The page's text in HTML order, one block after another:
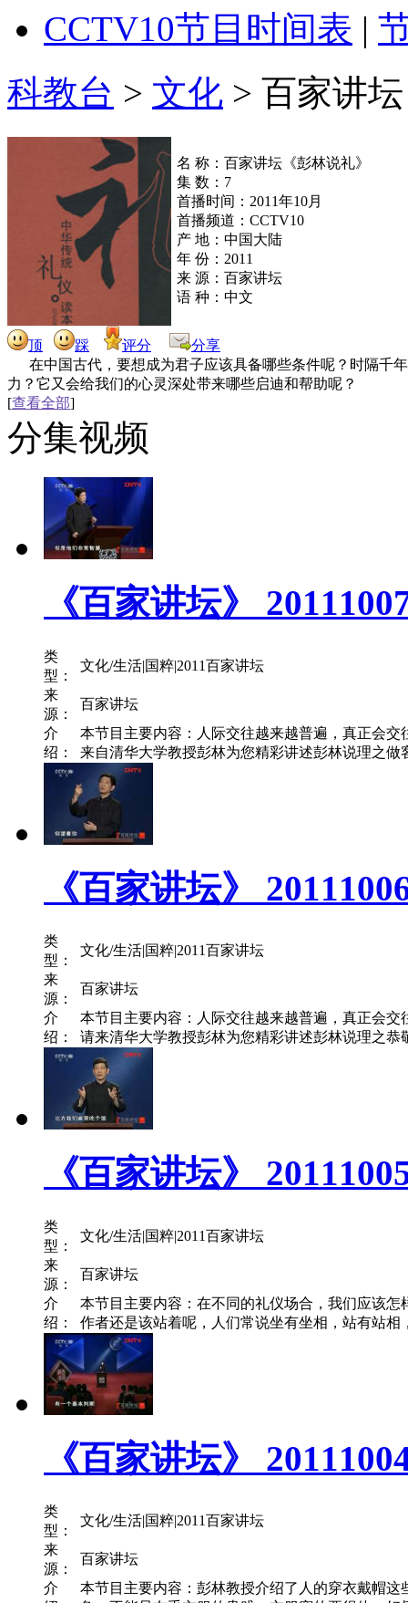
CCTV10节目时间表 |
科教台 > 文化 > 百家讲
名 称：百家讲坛《彭林说礼》
集 数：7
首播时间：2011年10月
首播频道：CCTV10
产 地：中国大陆
年 份：2011
来 源：百家讲坛
语 种：中文
顶 踩 评分
分享
在中国古代，要想成为君子应该具备哪些条件呢？时隔千
力？它又会给我们的心灵深处带来哪些启迪和帮助呢？
[查看全部]
分集视频
《百家讲坛》
类
型：
文化/生活|国粹|2011百家讲坛
来
源：
百家讲坛
介
绍：
本节目主要内容：人际交往越来越普遍，真正会
来自清华大学教授彭林为您精彩讲述彭林说理之做
《百家讲坛》
类
型：
文化/生活|国粹|2011百家讲坛
来
源：
百家讲坛
介
绍：
本节目主要内容：人际交往越来越普遍，真正会
请来清华大学教授彭林为您精彩讲述彭林说理之恭
《百家讲坛》
类
型：
文化/生活|国粹|2011百家讲坛
来
源：
百家讲坛
介
绍：
本节目主要内容：在不同的礼仪场合，我们应该
作者还是该站着呢，人们常说坐有坐相，站有站相
《百家讲坛》
类
型：
文化/生活|国粹|2011百家讲坛
来
源：
百家讲坛
介
本节目主要内容：彭林教授介绍了人的穿衣戴帽